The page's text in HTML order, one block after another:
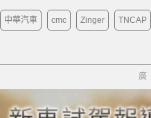
中華汽車 cmc Zinger TNCAP